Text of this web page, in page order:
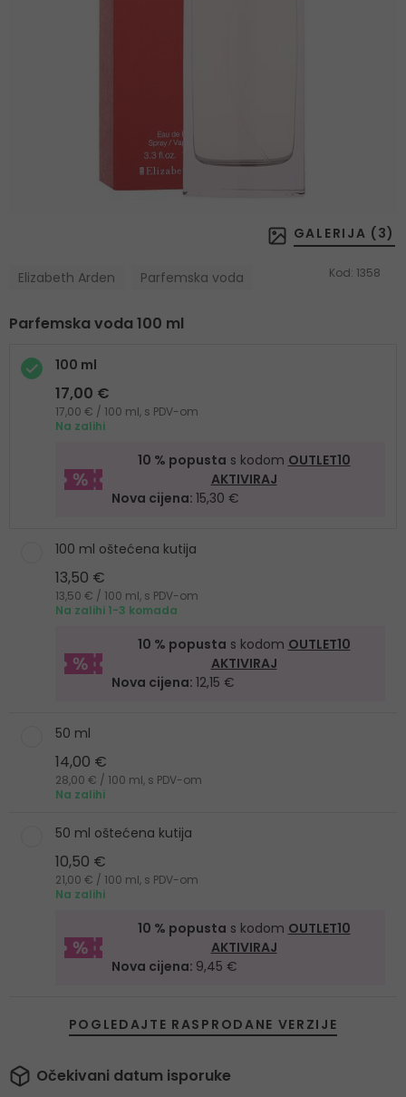
GALERIJA ( 3)
Elizabeth Arden Parfemska voda Kod: 1358
Parfemska voda 100 ml
100 ml
17,00 €
17,00 € / 100 ml, s PDV-om
Na zalihi
10 % popusta s kodom OUTLET10
AKTIVIRAJ
Nova cijena: 15,30 €
100 ml oštećena kutija
13,50 €
13,50 € / 100 ml, s PDV-om
Na zalihi 1-3 komada
10 % popusta s kodom OUTLET10
AKTIVIRAJ
Nova cijena: 12,15 €
50 ml
14,00 €
28,00 € / 100 ml, s PDV-om
Na zalihi
50 ml oštećena kutija
10,50 €
21,00 € / 100 ml, s PDV-om
Na zalihi
10 % popusta s kodom OUTLET10
AKTIVIRAJ
Nova cijena: 9,45 €
POGLEDAJTE RASPRODANE VERZIJE
Očekivani datum isporuke